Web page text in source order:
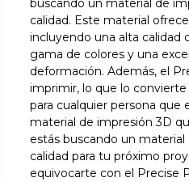
buscando un material de
calidad. Este material
incluyendo una alta calidad
gama de colores y una
deformación. Además, el
imprimir, lo que lo
para cualquier persona que
material de impresión 3D
estás buscando un
calidad para tu próximo
equivocarte con el Precise